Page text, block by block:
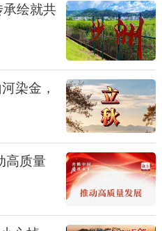
承绘就共
染金，
高质量